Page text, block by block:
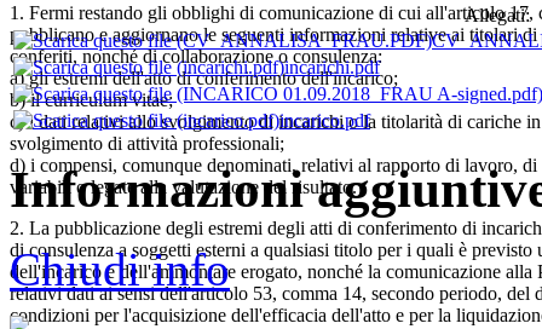
1. Fermi restando gli obblighi di comunicazione di cui all'articolo
pubblicano e aggiornano le seguenti informazioni relative ai titolari
conferiti, nonché di collaborazione o consulenza:
a) gli estremi dell'atto di conferimento dell'incarico;
b) il curriculum vitae;
c) i dati relativi allo svolgimento di incarichi o la titolarità di cariche
svolgimento di attività professionali;
d) i compensi, comunque denominati, relativi al rapporto di lavoro,
variabili o legate alla valutazione del risultato.
2. La pubblicazione degli estremi degli atti di conferimento di
di consulenza a soggetti esterni a qualsiasi titolo per i quali è
dell'incarico e dell'ammontare erogato, nonché la comunicazione
relativi dati ai sensi dell'articolo 53, comma 14, secondo periodo,
condizioni per l'acquisizione dell'efficacia dell'atto e per la
Allegati:
incarichi.pdf
incarico.pdf
Informazioni
Chiudi info